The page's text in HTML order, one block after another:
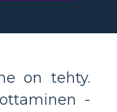
on tehty.
-